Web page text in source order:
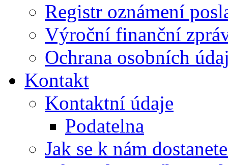
Registr oznámení
Výroční finanční
Ochrana osobních
Kontakt
Kontaktní údaje
Podatelna
Jak se k nám